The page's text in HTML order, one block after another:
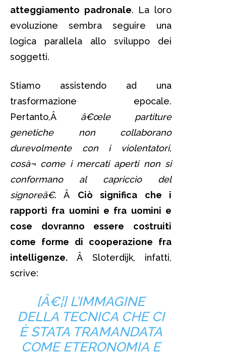
atteggiamento padronale. La loro
evoluzione sembra seguire una
logica parallela allo sviluppo dei
soggetti.
Stiamo assistendo ad una
trasformazione epocale.
Pertanto,Â â€œle partiture
genetiche non collaborano
durevolmente con i violentatori,
cosà¬ come i mercati aperti non si
conformano al capriccio del
signoreâ€. Â Ciò significa che i
rapporti fra uomini e fra uomini e
cose dovranno essere costruiti
come forme di cooperazione fra
intelligenze. Â Sloterdijk, infatti,
scrive:
[Â€¦] L’IMMAGINE
DELLA TECNICA CHE CI
È STATA TRAMANDATA
COME ETERONOMIA E